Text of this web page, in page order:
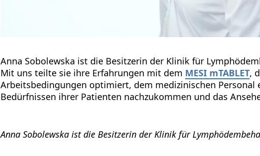
Anna Sobolewska ist die Besitzerin der Klinik für
Mit uns teilte sie ihre Erfahrungen mit dem MESI mTABLET,
Arbeitsbedingungen optimiert, dem medizinischen Personal
Bedürfnissen ihrer Patienten nachzukommen und das
Anna Sobolewska ist die Besitzerin der Klinik für